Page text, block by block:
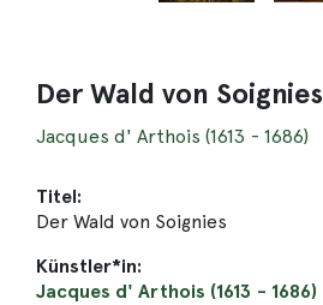
Der Wald von Soignies
Jacques d' Arthois (1613 - 1686)
Titel:
Der Wald von Soignies
Künstler*in:
Jacques d' Arthois (1613 - 1686)